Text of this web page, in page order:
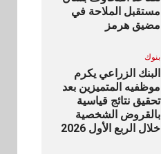
مستقبل الملاحة في
مضيق هرمز
بنوك
البنك الزراعي يكرم
موظفيه المتميزين بعد
تحقيق نتائج قياسية
بالقروض الشخصية
خلال الربع الأول 2026